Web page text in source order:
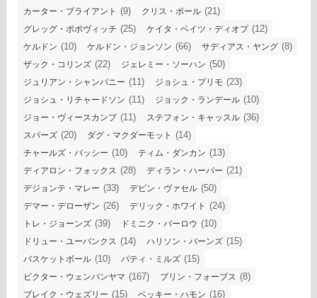
カーター・ブライアント (9) クリス・ポール (21)
グレッグ・ポポヴィッチ (25) ケイタ・ベイツ・ディオプ(12)
ケルドン (10) ケルドン・ジョンソン (66) サディアス・ヤング (8)
ザック・コリンズ (22) ジェレミー・ソーハン (50)
ジュリアン・シャンパニー (11) ジョシュ・プリモ (23)
ジョシュ・リチャードソン (11) ジョック・ランデール (10)
ジョー・ヴィースカンプ(11) ステフォン・キャッスル (36)
スパーズ (20) ダグ・マクダーモット (14)
チャールズ・バッシー (10) ティム・ダンカン (13)
ディアロン・フォックス (28) ディラン・ハーパー (21)
デジョンテ・マレー (33) デビン・ヴァセル (50)
デマー・デローザン (26) デリック・ホワイト (24)
トレ・ジョーンズ (39) ドミニク・バーロウ (10)
ドリュー・ユーバンクス (14) ハリソン・バーンズ (15)
バスケットボール (10) パティ・ミルズ (15)
ビクター・ウェンバンヤマ (167) ブリン・フォーブス (8)
ブレイク・ウェズリー (15) ベッキー・ハモン (16)